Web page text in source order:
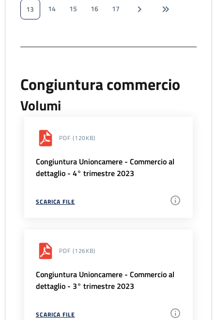
13
14 15 16 17
Congiuntura commercio
Volumi
PDF (120KB)
Congiuntura Unioncamere - Commercio al
dettaglio - 4° trimestre 2023
SCARICA FILE
PDF (126KB)
Congiuntura Unioncamere - Commercio al
dettaglio - 3° trimestre 2023
SCARICA FILE